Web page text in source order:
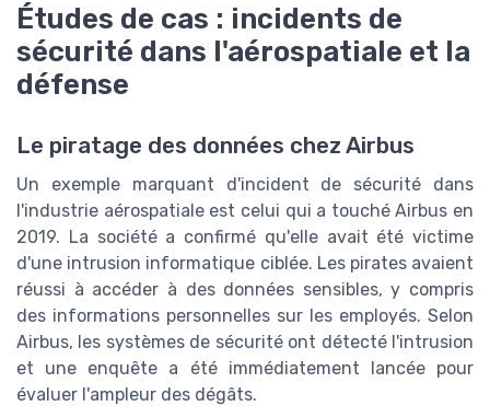
Études de cas : incidents de
sécurité dans l'aérospatiale et la
défense
Le piratage des données chez Airbus
Un exemple marquant d'incident de sécurité dans
l'industrie aérospatiale est celui qui a touché Airbus en
2019. La société a confirmé qu'elle avait été victime
d'une intrusion informatique ciblée. Les pirates avaient
réussi à accéder à des données sensibles, y compris
des informations personnelles sur les employés. Selon
Airbus, les systèmes de sécurité ont détecté l'intrusion
et une enquête a été immédiatement lancée pour
évaluer l'ampleur des dégâts.